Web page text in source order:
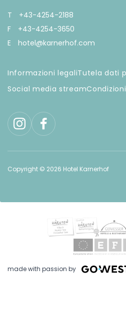
T
+43-4254-2188
F
+43-4254-3650
E
hotel@karnerhof.com
Informazioni legaliTutela dati
Social media stream
Copyright © 2026 Hotel Karnerhof
made with passion by